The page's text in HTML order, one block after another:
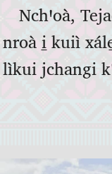
Nchꞌoà,
nroà i̱ kuiì
lìkui jchangi